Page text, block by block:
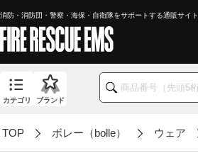
消防・消防団・警察・海保・自衛隊をサポートする通販サイト
カテゴリ ブランド
TOP ボレー（bolle） ウェア